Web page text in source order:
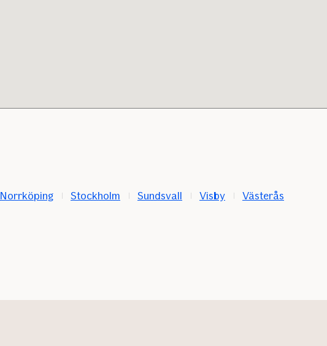
Norrköping Stockholm Sundsvall Visby
Västerås